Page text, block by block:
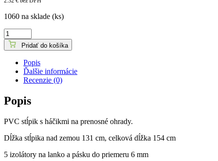
1060 na sklade (ks)
množstvo
PVC
stĺpik
Pridať do košíka
Popis
Ďalšie informácie
Recenzie (0)
Popis
PVC stĺpik s háčikmi na prenosné ohrady.
Dĺžka stĺpika nad zemou 131 cm, celková dĺžka 154 cm
5 izolátory na lanko a pásku do priemeru 6 mm